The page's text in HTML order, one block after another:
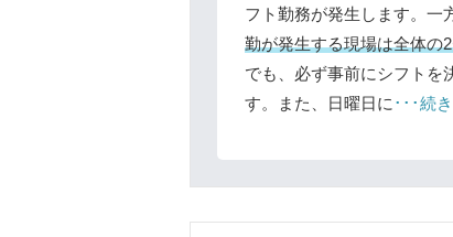
フト勤務が発生します。一
勤が発生する現場は全体の
でも、必ず事前にシフトを
す。また、日曜日に ･･･続